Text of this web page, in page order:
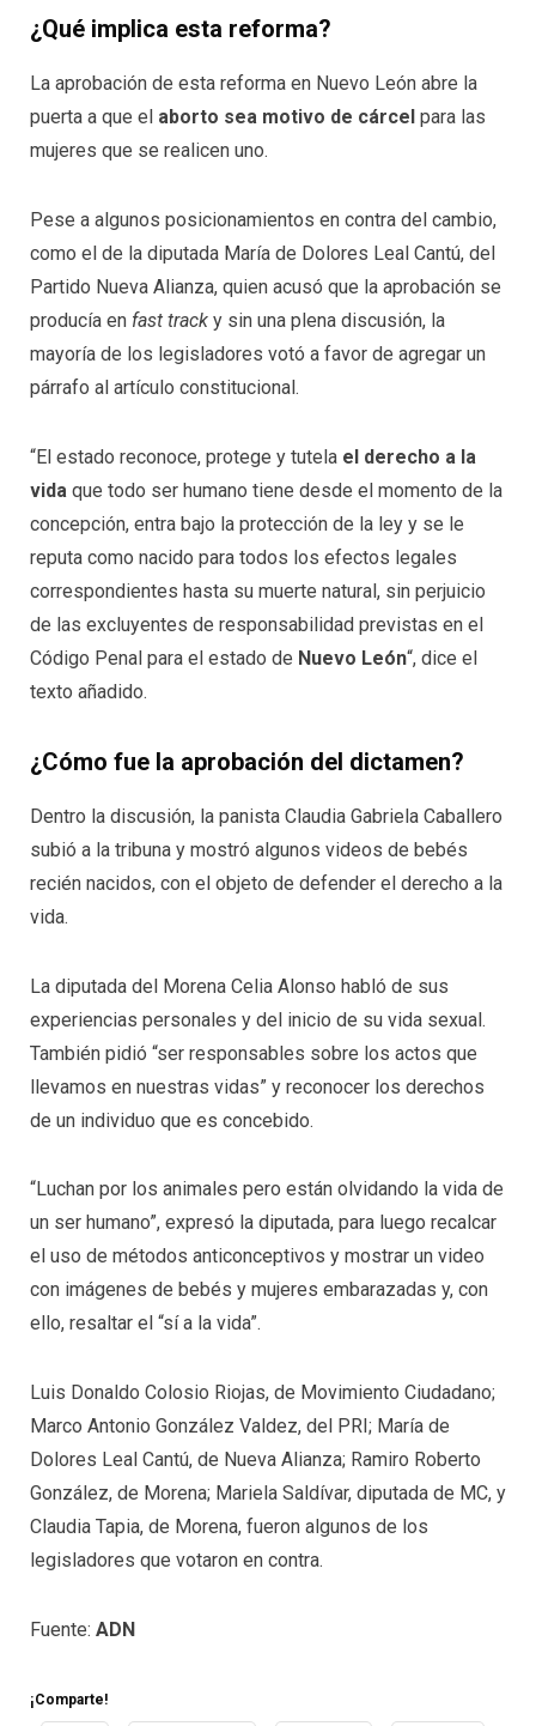
¿Qué implica esta reforma?
La aprobación de esta reforma en Nuevo León abre la
puerta a que el aborto sea motivo de cárcel para las
mujeres que se realicen uno.
Pese a algunos posicionamientos en contra del cambio,
como el de la diputada María de Dolores Leal Cantú, del
Partido Nueva Alianza, quien acusó que la aprobación se
producía en fast track y sin una plena discusión, la
mayoría de los legisladores votó a favor de agregar un
párrafo al artículo constitucional.
“El estado reconoce, protege y tutela el derecho a la
vida que todo ser humano tiene desde el momento de la
concepción, entra bajo la protección de la ley y se le
reputa como nacido para todos los efectos legales
correspondientes hasta su muerte natural, sin perjuicio
de las excluyentes de responsabilidad previstas en el
Código Penal para el estado de Nuevo León“, dice el
texto añadido.
¿Cómo fue la aprobación del dictamen?
Dentro la discusión, la panista Claudia Gabriela Caballero
subió a la tribuna y mostró algunos videos de bebés
recién nacidos, con el objeto de defender el derecho a la
vida.
La diputada del Morena Celia Alonso habló de sus
experiencias personales y del inicio de su vida sexual.
También pidió “ser responsables sobre los actos que
llevamos en nuestras vidas” y reconocer los derechos
de un individuo que es concebido.
“Luchan por los animales pero están olvidando la vida de
un ser humano”, expresó la diputada, para luego recalcar
el uso de métodos anticonceptivos y mostrar un video
con imágenes de bebés y mujeres embarazadas y, con
ello, resaltar el “sí a la vida”.
Luis Donaldo Colosio Riojas, de Movimiento Ciudadano;
Marco Antonio González Valdez, del PRI; María de
Dolores Leal Cantú, de Nueva Alianza; Ramiro Roberto
González, de Morena; Mariela Saldívar, diputada de MC, y
Claudia Tapia, de Morena, fueron algunos de los
legisladores que votaron en contra.
Fuente: ADN
¡Comparte!